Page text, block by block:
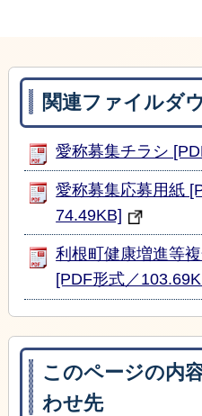
関連ファイルダ
愛称募集チラシ
愛称募集応募用紙
74.49KB]
利根町健康増進等
[PDF形式／
このページの内
わせ先